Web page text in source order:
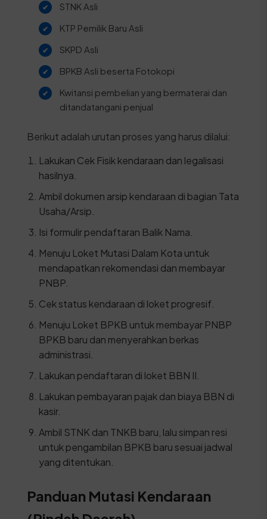
STNK Asli
KTP Pemilik Baru Asli
SKPD Asli
BPKB Asli beserta Fotokopi
Kwitansi pembelian yang bermaterai dan
ditandatangani penjual
Berikut adalah urutan proses yang harus dilalui:
Lakukan Cek Fisik kendaraan dan legalisasi
hasilnya.
Ambil dokumen arsip kendaraan di bagian Tata
Usaha/Arsip.
Isi formulir pendaftaran Balik Nama.
Menuju Loket Mutasi Dalam Kota untuk
mendapatkan rekomendasi dan membayar
PNBP.
Cek status kendaraan di loket progresif.
Menuju Loket BPKB untuk membayar PNBP
BPKB baru dan menyerahkan berkas
administrasi.
Lakukan pendaftaran di loket BBN II.
Lakukan pembayaran pajak dan biaya BBN di
kasir.
Ambil STNK dan TNKB baru, lalu simpan resi
untuk pengambilan BPKB baru sesuai jadwal
yang ditentukan.
Panduan Mutasi Kendaraan